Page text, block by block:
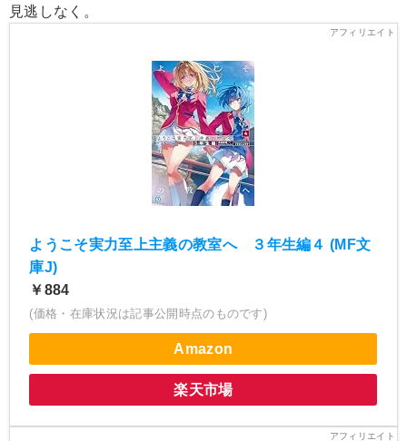
見逃しなく。
ようこそ実力至上主義の教室へ ３年生編４ (MF文
庫J)
￥884
(価格・在庫状況は記事公開時点のものです)
Amazon
楽天市場